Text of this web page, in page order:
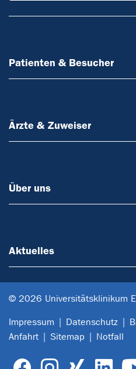
Patienten & Besucher
Ärzte & Zuweiser
Über uns
Aktuelles
© 2026 Universitätsklinikum
Impressum Datenschutz
Anfahrt
Sitemap Notfall